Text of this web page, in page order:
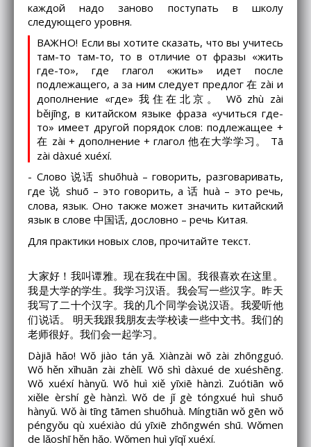
каждой надо заново поступать в школу
следующего уровня.
ВАЖНО! Если вы хотите сказать, что вы учитесь
там-то там-то, то в отличие от фразы «жить
где-то», где глагол «жить» идет после
подлежащего, а за ним следует предлог 在 zài и
дополнение «где» 我住在北京。 Wǒ zhù zài
běijīng, в китайском языке фраза «учиться где-
то» имеет другой порядок слов: подлежащее +
在 zài + дополнение + глагол 他在大学学习。 Tā
zài dàxué xuéxí.
- Слово 说话 shuōhuà – говорить, разговаривать,
где 说 shuō – это говорить, а 话 huà – это речь,
слова, язык. Оно также может значить китайский
язык в слове 中国话, дословно – речь Китая.
Для практики новых слов, прочитайте текст.
大家好！我叫谭雅。现在我在中国。我很喜欢在这里。
我是大学的学生。我学习汉语。我会写一些汉字。昨天
我写了二十个汉字。我的几个同学会说汉语。我爱听他
们说话。 明天我跟我朋友去学校读一些中文书。我们的
老师很好。我们会一起学习。
Dàjiā hǎo! Wǒ jiào tán yǎ. Xiànzài wǒ zài zhōngguó.
Wǒ hěn xǐhuān zài zhèlǐ. Wǒ shì dàxué de xuéshēng.
Wǒ xuéxí hànyǔ. Wǒ huì xiě yīxiē hànzì. Zuótiān wǒ
xiěle èrshí gè hànzì. Wǒ de jǐ gè tóngxué huì shuō
hànyǔ. Wǒ ài tīng tāmen shuōhuà. Míngtiān wǒ gēn wǒ
péngyǒu qù xuéxiào dú yīxiē zhōngwén shū. Wǒmen
de lǎoshī hěn hǎo. Wǒmen huì yīqǐ xuéxí.